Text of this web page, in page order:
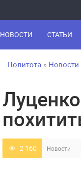
НОВОСТИ СТАТЬИ
Политота » Новости
2 160 Новости